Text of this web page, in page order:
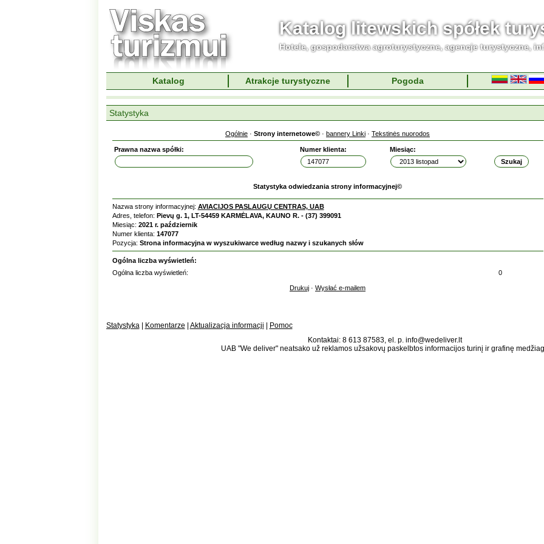
Katalog litewskich spółek
Hotele, gospodarstwa agroturystyczne, agencje turystyczne,
Katalog Atrakcje turystyczne Pogoda
Statystyka
Ogólnie · Strony internetowe© · bannery Linki · Tekstinės nuorodos
Prawna nazwa spółki: Numer klienta: Miesiąc:
Statystyka odwiedzania strony informacyjnej©
Nazwa strony informacyjnej: AVIACIJOS PASLAUGŲ CENTRAS, UAB
Adres, telefon: Pievų g. 1, LT-54459 KARMĖLAVA, KAUNO R. - (37) 399091
Miesiąc: 2021 r. październik
Numer klienta: 147077
Pozycja: Strona informacyjna w wyszukiwarce według nazwy i szukanych słów
Ogólna liczba wyświetleń:
Ogólna liczba wyświetleń:
0
Drukuj · Wysłać e-mailem
Statystyka Komentarze Aktualizacja informacji
Pomoc
Kontaktai: 8 613 87583, el. p. info@wedeliver.lt
UAB "We deliver" neatsako už reklamos užsakovų paskelbtos informacijos turinį ir grafinę